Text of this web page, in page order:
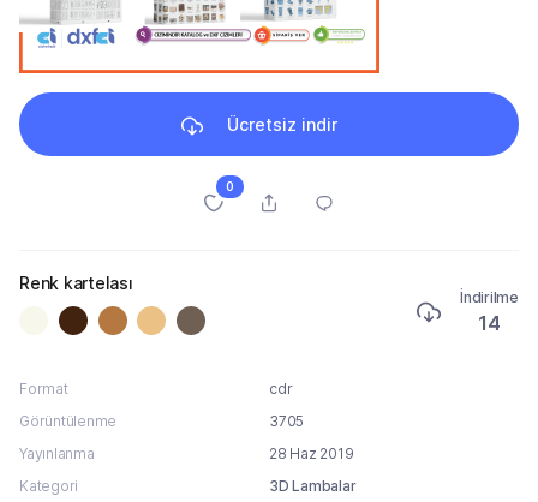
Ücretsiz indir
0
Renk kartelası
İndirilme
14
Format
cdr
Görüntülenme
3705
Yayınlanma
28 Haz 2019
Kategori
3D Lambalar